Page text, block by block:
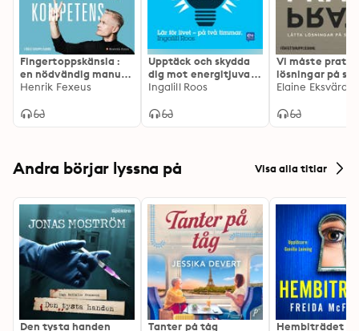
Fingertoppskänsla :
en nödvändig manual
i social kompetens
Henrik Fexeus
Upptäck och skydda
dig mot energitjuvar :
På en timme
Ingalill Roos
Vi måste prata
lösningar på
samtal
Elaine Eksvärd
Andra börjar lyssna på Visa alla titlar
Den tysta handen Tanter på tåg Hembiträdet